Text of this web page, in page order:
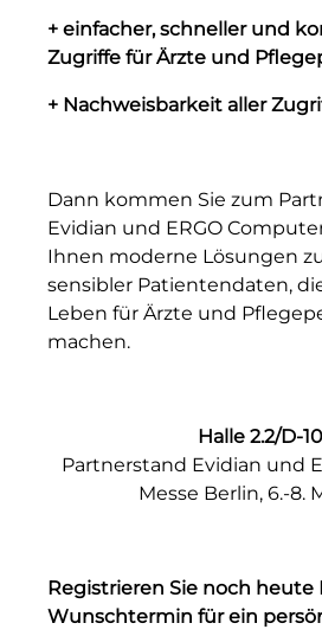
+ einfacher, schneller und
Zugriffe für Ärzte und
+ Nachweisbarkeit aller
Dann kommen Sie zum
Evidian und ERGO
Ihnen moderne Lösungen
sensibler Patientendaten,
Leben für Ärzte und
machen.
Halle 2.2/D-
Partnerstand Evidian und
Messe Berlin, 6.-8.
Registrieren Sie noch heute
Wunschtermin für ein